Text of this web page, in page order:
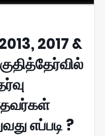
2017 &
எப்படி ?